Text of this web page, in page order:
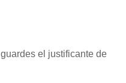
el justificante de